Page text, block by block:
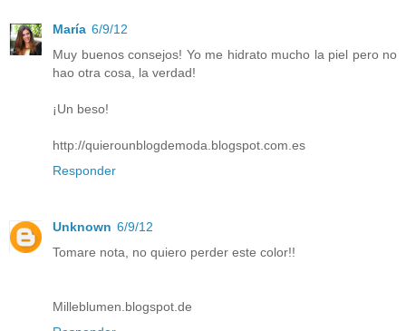
María 6/9/12
Muy buenos consejos! Yo me hidrato mucho la piel pero no
hao otra cosa, la verdad!
¡Un beso!
http://quierounblogdemoda.blogspot.com.es
Responder
Unknown 6/9/12
Tomare nota, no quiero perder este color!!
Milleblumen.blogspot.de